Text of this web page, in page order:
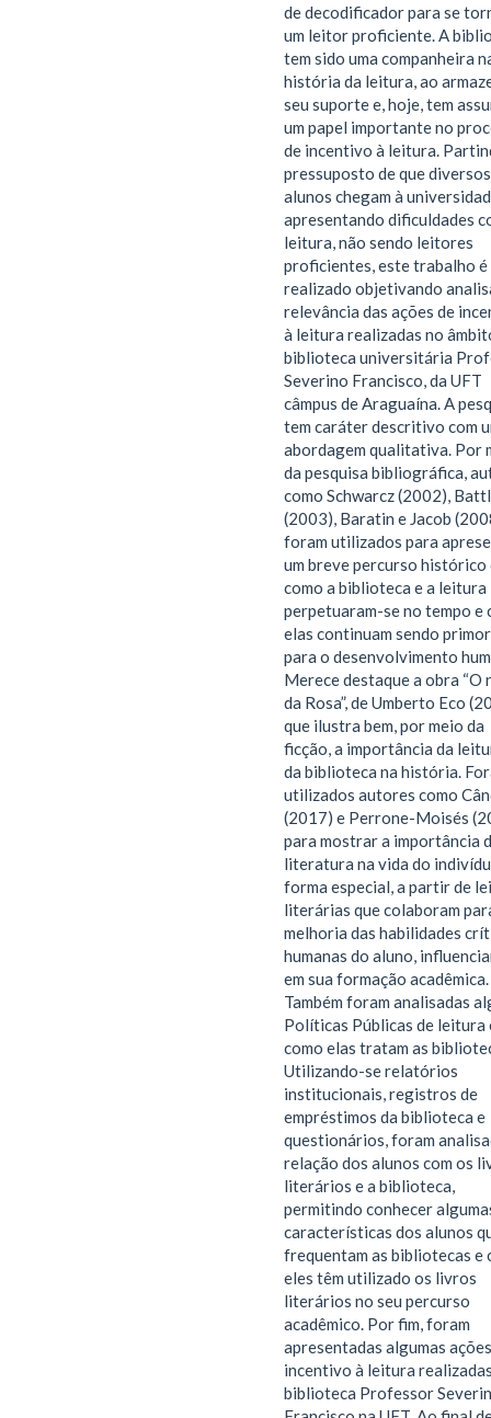
de decodificador para se
um leitor proficiente. A
tem sido uma companheira
história da leitura, ao
seu suporte e, hoje, tem
um papel importante no
de incentivo à leitura.
pressuposto de que diversos
alunos chegam à
apresentando dificuldades
leitura, não sendo leitores
proficientes, este trabalho é
realizado objetivando
relevância das ações de
à leitura realizadas no
biblioteca universitária
Severino Francisco, da UFT
câmpus de Araguaína. A
tem caráter descritivo com
abordagem qualitativa. Por
da pesquisa bibliográfica,
como Schwarcz (2002),
(2003), Baratin e Jacob
foram utilizados para
um breve percurso histórico
como a biblioteca e a leitura
perpetuaram-se no tempo e
elas continuam sendo
para o desenvolvimento
Merece destaque a obra “O
da Rosa”, de Umberto Eco
que ilustra bem, por meio da
ficção, a importância da
da biblioteca na história.
utilizados autores como
(2017) e Perrone-Moisés
para mostrar a importância
literatura na vida do
forma especial, a partir de
literárias que colaboram
melhoria das habilidades
humanas do aluno,
em sua formação acadêmica.
Também foram analisadas
Políticas Públicas de leitura
como elas tratam as
Utilizando-se relatórios
institucionais, registros de
empréstimos da biblioteca e
questionários, foram
relação dos alunos com os
literários e a biblioteca,
permitindo conhecer
características dos alunos
frequentam as bibliotecas e
eles têm utilizado os livros
literários no seu percurso
acadêmico. Por fim, foram
apresentadas algumas
incentivo à leitura
biblioteca Professor